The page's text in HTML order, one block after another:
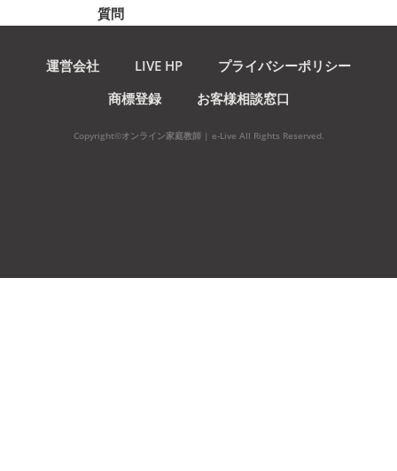
質問
運営会社 LIVE HP
プライバシーポリシー
商標登録
お客様相談窓口
Copyright©オンライン家庭教師 | e-Live All Rights Reserved.